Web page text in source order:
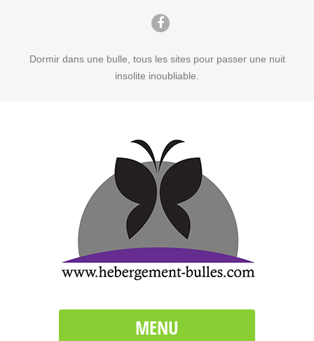
Dormir dans une bulle, tous les sites pour passer une nuit
insolite inoubliable.
MENU